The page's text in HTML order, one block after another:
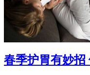
春季护胃有妙招